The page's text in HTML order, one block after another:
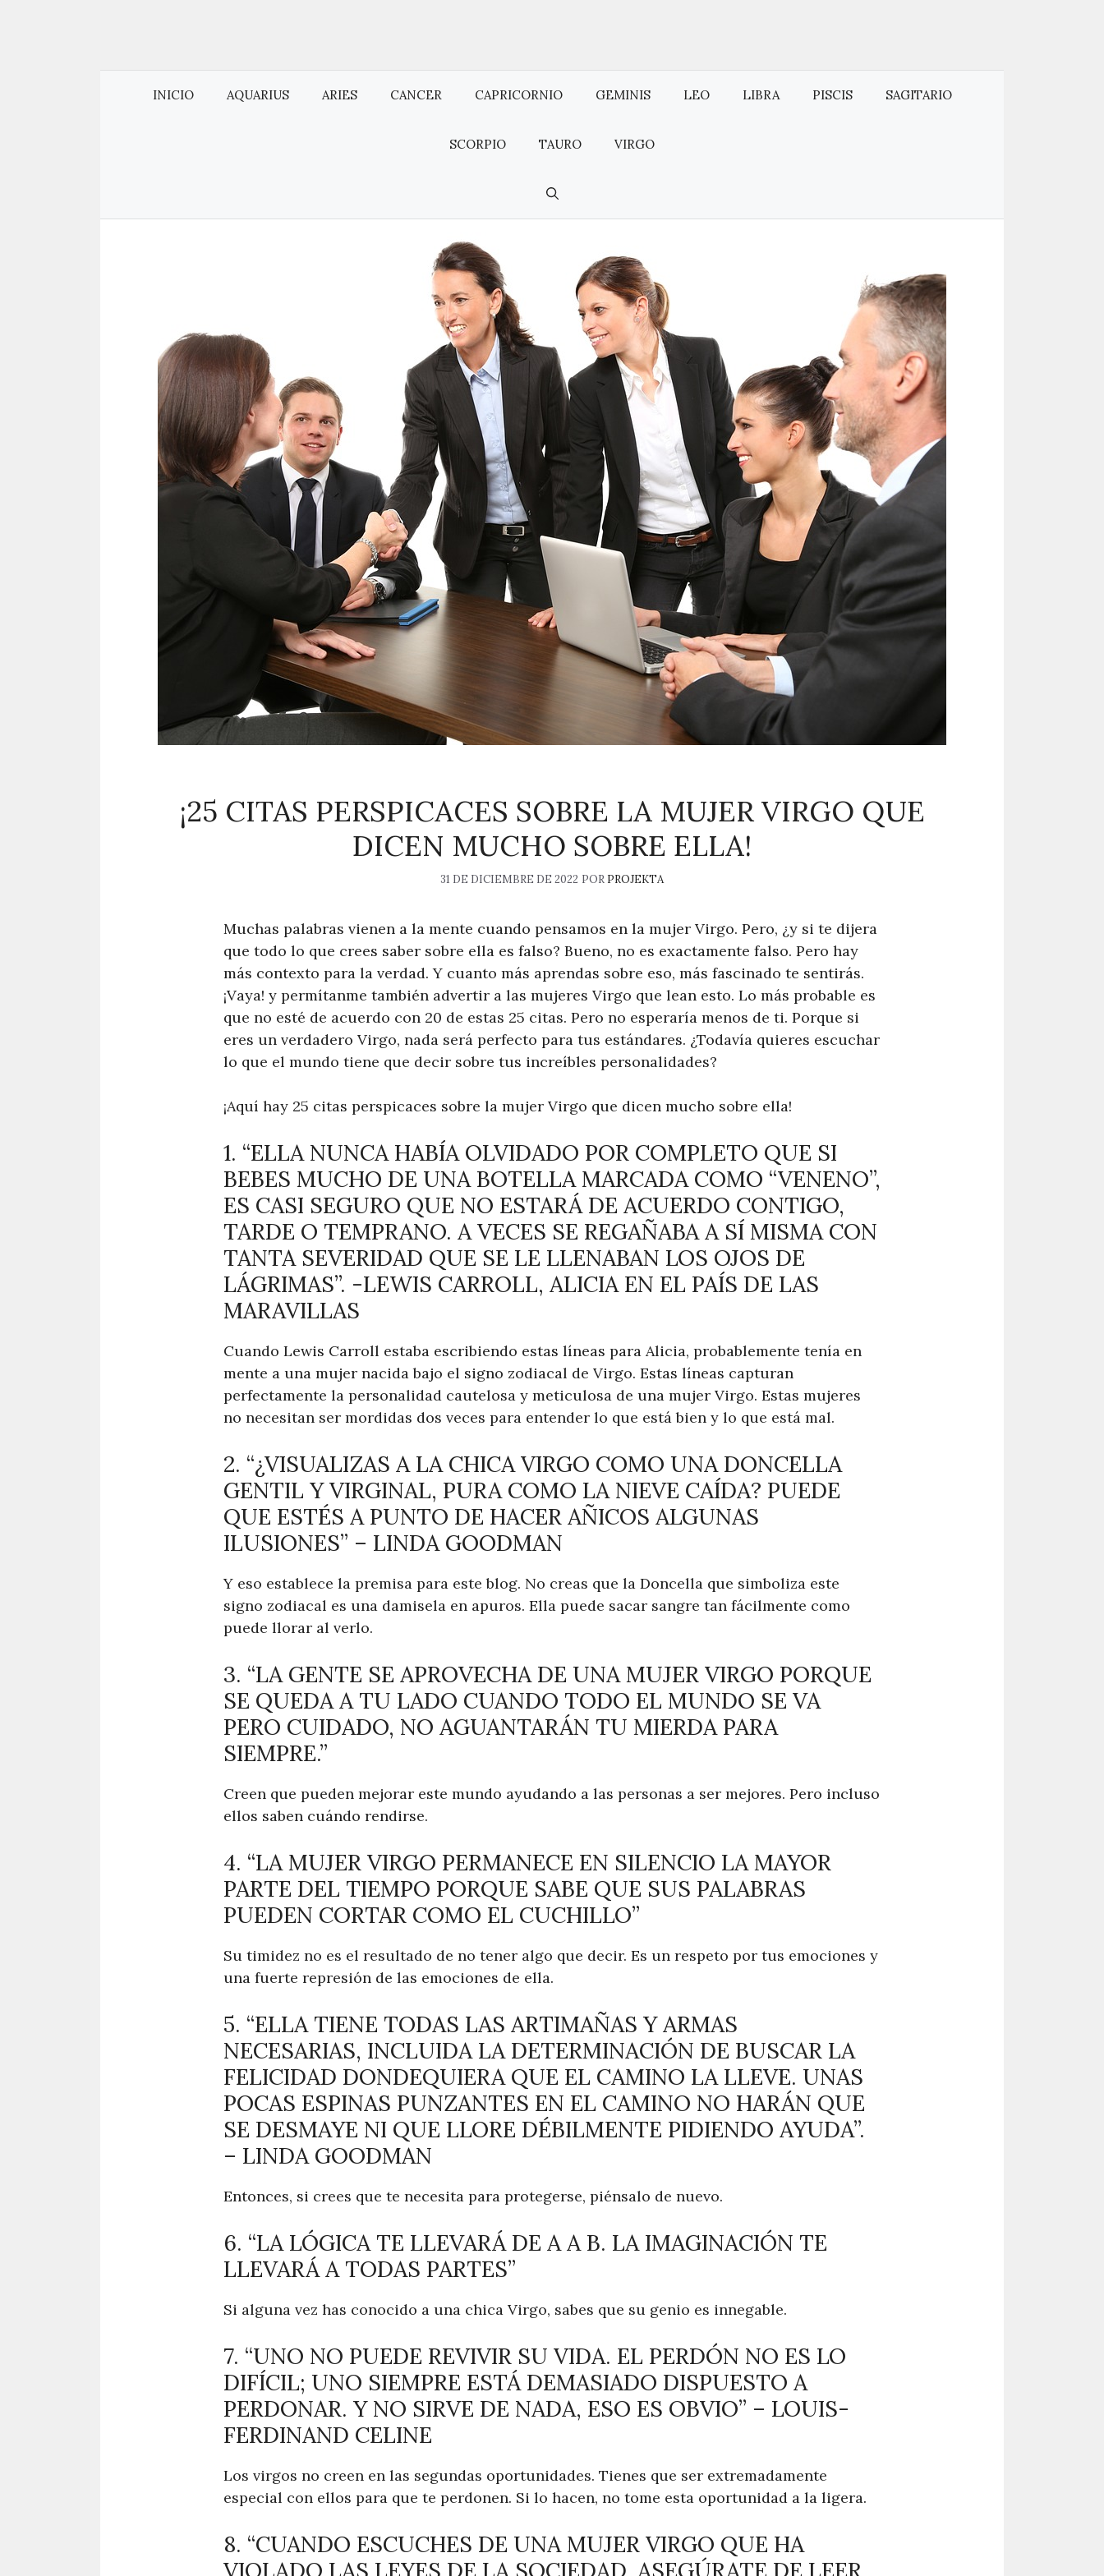
INICIO AQUARIUS ARIES CANCER CAPRICORNIO GEMINIS LEO LIBRA PISCIS SAGITARIO
SCORPIO TAURO VIRGO
¡25 CITAS PERSPICACES SOBRE LA MUJER VIRGO QUE
DICEN MUCHO SOBRE ELLA!
31 DE DICIEMBRE DE 2022 POR PROJEKTA
Muchas palabras vienen a la mente cuando pensamos en la mujer Virgo. Pero, ¿y si te dijera
que todo lo que crees saber sobre ella es falso? Bueno, no es exactamente falso. Pero hay
más contexto para la verdad. Y cuanto más aprendas sobre eso, más fascinado te sentirás.
¡Vaya! y permítanme también advertir a las mujeres Virgo que lean esto. Lo más probable es
que no esté de acuerdo con 20 de estas 25 citas. Pero no esperaría menos de ti. Porque si
eres un verdadero Virgo, nada será perfecto para tus estándares. ¿Todavía quieres escuchar
lo que el mundo tiene que decir sobre tus increíbles personalidades?
¡Aquí hay 25 citas perspicaces sobre la mujer Virgo que dicen mucho sobre ella!
1. “ELLA NUNCA HABÍA OLVIDADO POR COMPLETO QUE SI
BEBES MUCHO DE UNA BOTELLA MARCADA COMO “VENENO”,
ES CASI SEGURO QUE NO ESTARÁ DE ACUERDO CONTIGO,
TARDE O TEMPRANO. A VECES SE REGAÑABA A SÍ MISMA CON
TANTA SEVERIDAD QUE SE LE LLENABAN LOS OJOS DE
LÁGRIMAS”. -LEWIS CARROLL, ALICIA EN EL PAÍS DE LAS
MARAVILLAS
Cuando Lewis Carroll estaba escribiendo estas líneas para Alicia, probablemente tenía en
mente a una mujer nacida bajo el signo zodiacal de Virgo. Estas líneas capturan
perfectamente la personalidad cautelosa y meticulosa de una mujer Virgo. Estas mujeres
no necesitan ser mordidas dos veces para entender lo que está bien y lo que está mal.
2. “¿VISUALIZAS A LA CHICA VIRGO COMO UNA DONCELLA
GENTIL Y VIRGINAL, PURA COMO LA NIEVE CAÍDA? PUEDE
QUE ESTÉS A PUNTO DE HACER AÑICOS ALGUNAS
ILUSIONES” – LINDA GOODMAN
Y eso establece la premisa para este blog. No creas que la Doncella que simboliza este
signo zodiacal es una damisela en apuros. Ella puede sacar sangre tan fácilmente como
puede llorar al verlo.
3. “LA GENTE SE APROVECHA DE UNA MUJER VIRGO PORQUE
SE QUEDA A TU LADO CUANDO TODO EL MUNDO SE VA
PERO CUIDADO, NO AGUANTARÁN TU MIERDA PARA
SIEMPRE.”
Creen que pueden mejorar este mundo ayudando a las personas a ser mejores. Pero incluso
ellos saben cuándo rendirse.
4. “LA MUJER VIRGO PERMANECE EN SILENCIO LA MAYOR
PARTE DEL TIEMPO PORQUE SABE QUE SUS PALABRAS
PUEDEN CORTAR COMO EL CUCHILLO”
Su timidez no es el resultado de no tener algo que decir. Es un respeto por tus emociones y
una fuerte represión de las emociones de ella.
5. “ELLA TIENE TODAS LAS ARTIMAÑAS Y ARMAS
NECESARIAS, INCLUIDA LA DETERMINACIÓN DE BUSCAR LA
FELICIDAD DONDEQUIERA QUE EL CAMINO LA LLEVE. UNAS
POCAS ESPINAS PUNZANTES EN EL CAMINO NO HARÁN QUE
SE DESMAYE NI QUE LLORE DÉBILMENTE PIDIENDO AYUDA”.
– LINDA GOODMAN
Entonces, si crees que te necesita para protegerse, piénsalo de nuevo.
6. “LA LÓGICA TE LLEVARÁ DE A A B. LA IMAGINACIÓN TE
LLEVARÁ A TODAS PARTES”
Si alguna vez has conocido a una chica Virgo, sabes que su genio es innegable.
7. “UNO NO PUEDE REVIVIR SU VIDA. EL PERDÓN NO ES LO
DIFÍCIL; UNO SIEMPRE ESTÁ DEMASIADO DISPUESTO A
PERDONAR. Y NO SIRVE DE NADA, ESO ES OBVIO” – LOUIS-
FERDINAND CELINE
Los virgos no creen en las segundas oportunidades. Tienes que ser extremadamente
especial con ellos para que te perdonen. Si lo hacen, no tome esta oportunidad a la ligera.
8. “CUANDO ESCUCHES DE UNA MUJER VIRGO QUE HA
VIOLADO LAS LEYES DE LA SOCIEDAD, ASEGÚRATE DE LEER